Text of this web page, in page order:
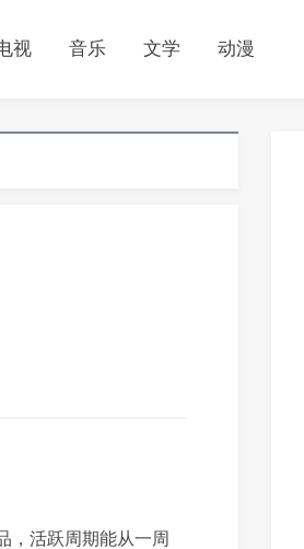
视 音乐 文学 动漫
，活跃周期能从一周